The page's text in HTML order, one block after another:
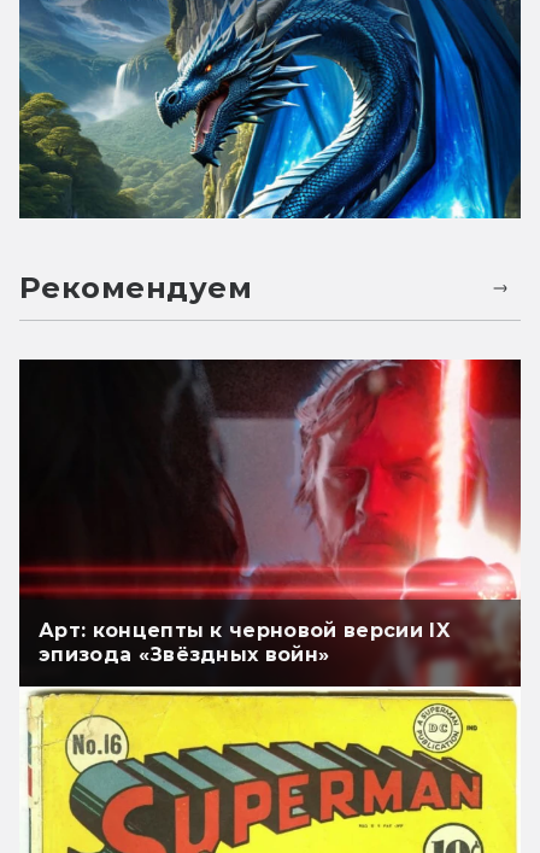
Рекомендуем
Арт: концепты к черновой версии IX
эпизода «Звёздных войн»